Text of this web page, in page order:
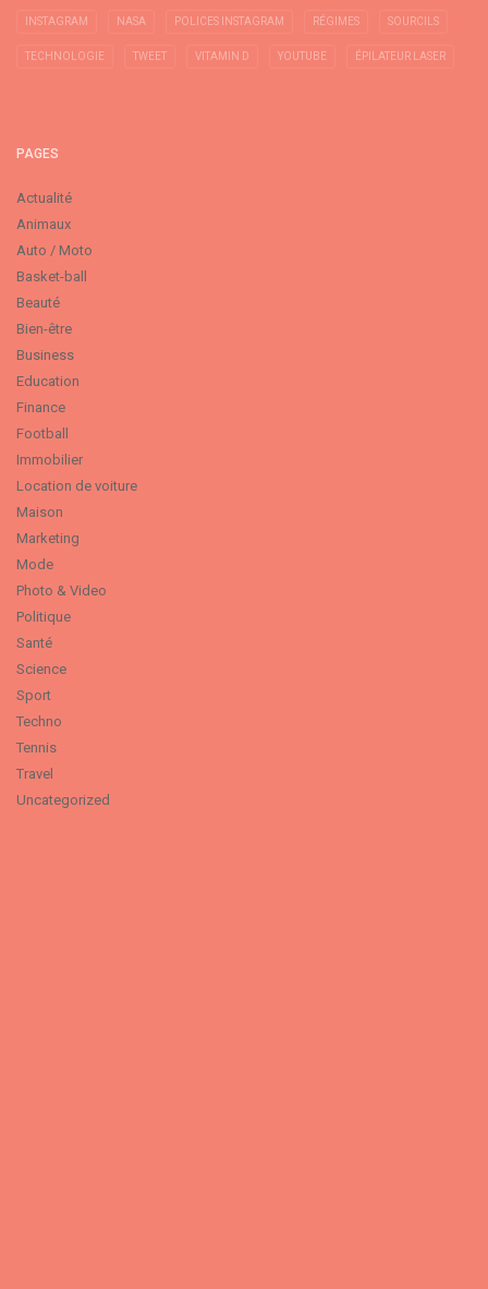
INSTAGRAM NASA POLICES INSTAGRAM RÉGIMES SOURCILS
TECHNOLOGIE TWEET VITAMIN D YOUTUBE ÉPILATEUR LASER
PAGES
Actualité
Animaux
Auto / Moto
Basket-ball
Beauté
Bien-être
Business
Education
Finance
Football
Immobilier
Location de voiture
Maison
Marketing
Mode
Photo & Video
Politique
Santé
Science
Sport
Techno
Tennis
Travel
Uncategorized